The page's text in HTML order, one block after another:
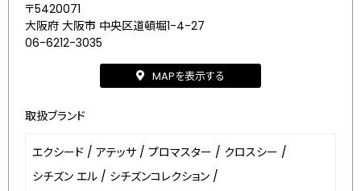
〒5420071
大阪府 大阪市 中央区道頓堀1-4-27
06-6212-3035
MAPを表示する
取扱ブランド
エクシード / アテッサ / プロマスター / クロスシー /
シチズン エル / シチズンコレクション /